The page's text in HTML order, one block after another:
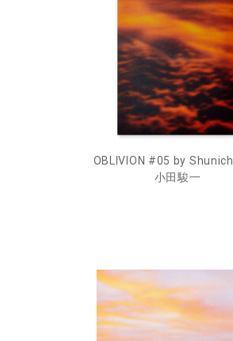
OBLIVION #05 by
小田駿一